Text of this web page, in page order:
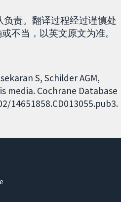
责。翻译过程经过谨慎处
不当，以英文原文为准。
S, Schilder AGM,
media. Cochrane Database
14651858.CD013055.pub3.